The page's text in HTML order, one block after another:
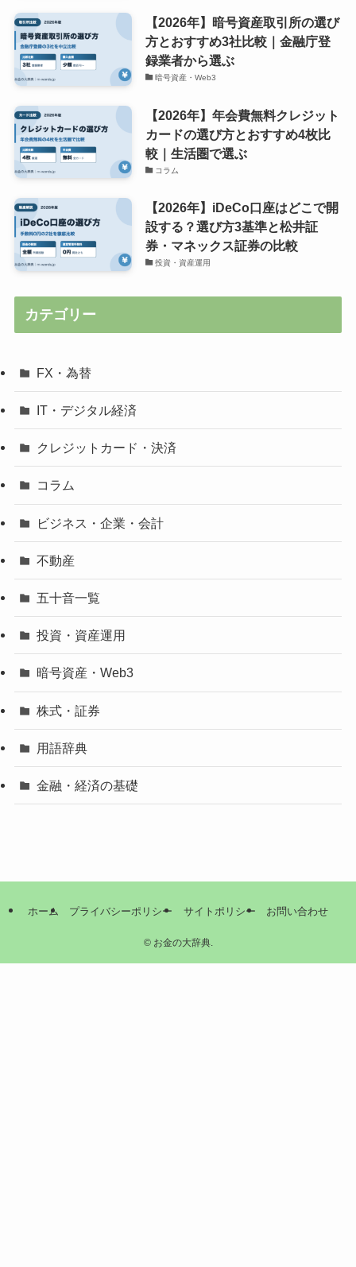
【2026年】暗号資産取引所の選び
方とおすすめ3社比較｜金融庁登
録業者から選ぶ
暗号資産・Web3
【2026年】年会費無料クレジット
カードの選び方とおすすめ4枚比
較｜生活圏で選ぶ
コラム
【2026年】iDeCo口座はどこで開
設する？選び方3基準と松井証
券・マネックス証券の比較
投資・資産運用
カテゴリー
FX・為替
IT・デジタル経済
クレジットカード・決済
コラム
ビジネス・企業・会計
不動産
五十音一覧
投資・資産運用
暗号資産・Web3
株式・証券
用語辞典
金融・経済の基礎
ホーム プライバシーポリシー サイトポリシー お問い合わせ
©お金の大辞典.